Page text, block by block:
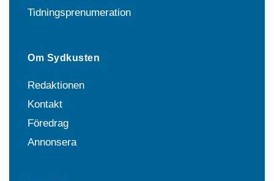
Tidningsprenumeration
Om Sydkusten
Redaktionen
Kontakt
Föredrag
Annonsera